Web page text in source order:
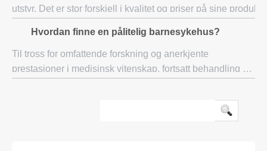
utstyr. Det er stor forskjell i kvalitet og priser på sine
velge
Hvordan finne en pålitelig barnesykehus?
Til tross for omfattende forskning og anerkjente
prestasjoner i medisinsk vitenskap, fortsatt behandling av